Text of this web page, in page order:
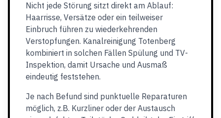
Nicht jede Störung sitzt direkt am Ablauf:
Haarrisse, Versätze oder ein teilweiser
Einbruch führen zu wiederkehrenden
Verstopfungen. Kanalreinigung Totenberg
kombiniert in solchen Fällen Spülung und TV-
Inspektion, damit Ursache und Ausmaß
eindeutig feststehen.
Je nach Befund sind punktuelle Reparaturen
möglich, z.B. Kurzliner oder der Austausch